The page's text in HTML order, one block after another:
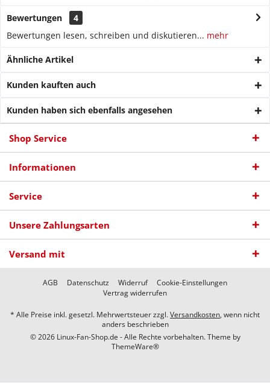
Bewertungen
4
Bewertungen lesen, schreiben und diskutieren... mehr
Ähnliche Artikel
Kunden kauften auch
Kunden haben sich ebenfalls angesehen
Shop Service
Informationen
Service
Unsere Zahlungsarten
Versand mit
AGB Datenschutz Widerruf
Cookie-Einstellungen
Vertrag widerrufen
* Alle Preise inkl. gesetzl. Mehrwertsteuer zzgl.Versandkosten, wenn nicht
anders beschrieben
© 2026 Linux-Fan-Shop.de - Alle Rechte vorbehalten. Theme by
ThemeWare®